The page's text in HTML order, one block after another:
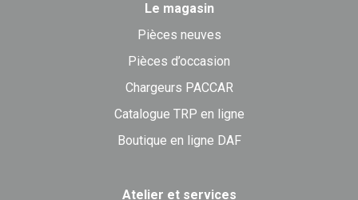
Le magasin
Pièces neuves
Pièces d’occasion
Chargeurs PACCAR
Catalogue TRP en ligne
Boutique en ligne DAF
Atelier et services